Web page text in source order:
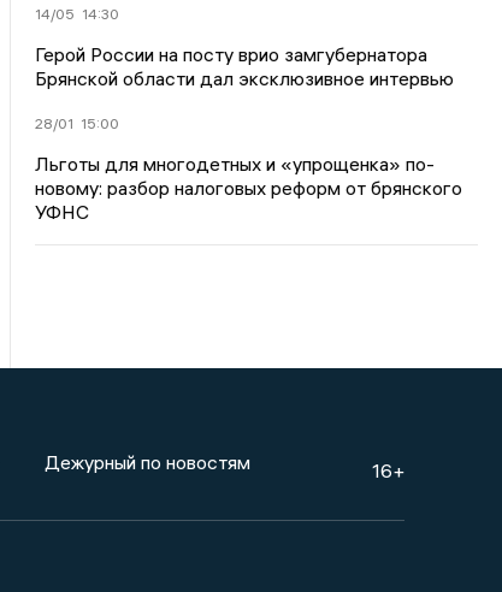
14/05 14:30
Герой России на посту врио замгубернатора
Брянской области дал эксклюзивное интервью
28/01 15:00
Льготы для многодетных и «упрощенка» по-
новому: разбор налоговых реформ от брянского
УФНС
Дежурный по новостям 16+